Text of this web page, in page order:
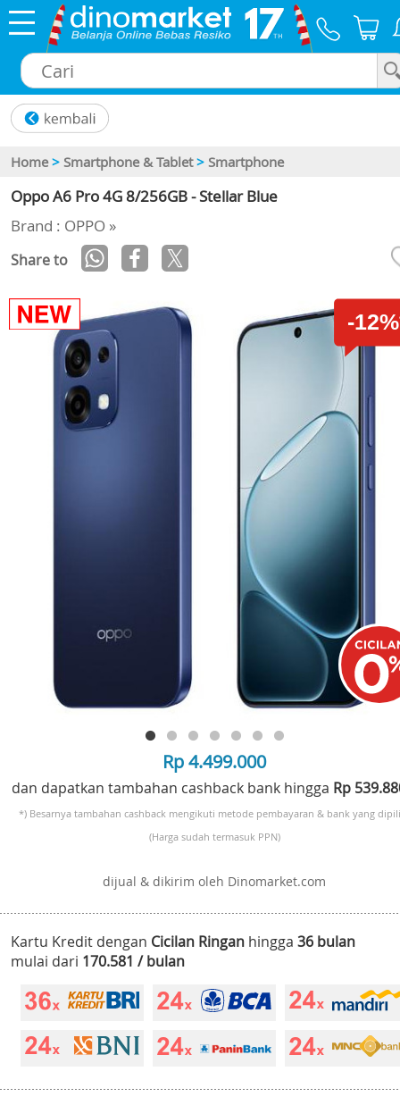
Home > Smartphone & Tablet > Smartphone
Oppo A6 Pro 4G 8/256GB - Stellar Blue
Brand : OPPO »
Share to
-
Rp 4.499.000
dan dapatkan tambahan cashback bank hingga Rp
*) Besarnya tambahan cashback mengikuti metode pembayaran & bank yang
(Harga sudah termasuk PPN)
dijual & dikirim oleh Dinomarket.com
Kartu Kredit dengan Cicilan Ringan hingga 36 bulan
mulai dari 170.581 / bulan